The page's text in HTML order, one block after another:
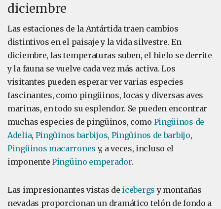
diciembre
Las estaciones de la Antártida traen cambios
distintivos en el paisaje y la vida silvestre. En
diciembre, las temperaturas suben, el hielo se derrite
y la fauna se vuelve cada vez más activa. Los
visitantes pueden esperar ver varias especies
fascinantes, como pingüinos, focas y diversas aves
marinas, en todo su esplendor. Se pueden encontrar
muchas especies de pingüinos, como Pingüinos de
Adelia, Pingüinos barbijos, Pingüinos de barbijo,
Pingüinos macarrones y, a veces, incluso el
imponente Pingüino emperador.
Las impresionantes vistas de icebergs y montañas
nevadas proporcionan un dramático telón de fondo a